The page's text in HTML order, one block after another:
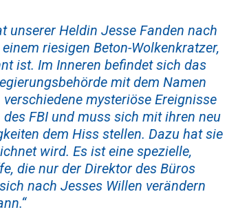
unserer Heldin Jesse Fanden nach
riesigen Beton-Wolkenkratzer,
ist. Im Inneren befindet sich das
mit dem Namen
verschiedene mysteriöse Ereignisse
FBI und muss sich mit ihren neu
dem Hiss stellen. Dazu hat sie
wird. Es ist eine spezielle,
die nur der Direktor des Büros
nach Jesses Willen verändern